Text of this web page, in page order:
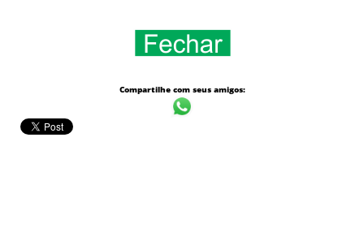
Compartilhe com seus amigos: